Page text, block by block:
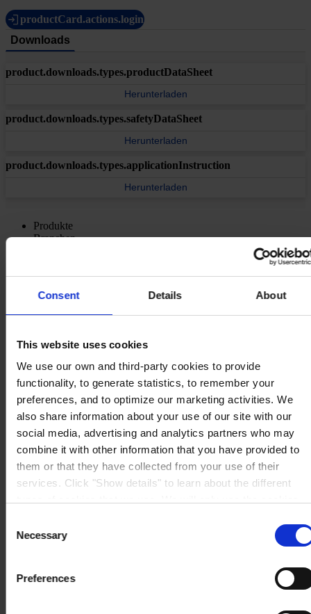
Consent Details About
This website uses cookies
We use our own and third-party cookies to provide
functionality, to generate statistics, to remember your
preferences, and to optimize our marketing activities. We
also share information about your use of our site with our
social media, advertising and analytics partners who may
combine it with other information that you have provided to
them or that they have collected from your use of their
services. Click "Show details" to learn about the different
cookies after having received your consent. You may
withdraw your consent at any time by using the link in our
. If you would like to know more how we
process your personal data, please visit our
Selection
Necessary
Preferences
productCard.actions.login
Downloads
product.downloads.types.productDataSheet
Herunterladen
product.downloads.types.safetyDataSheet
Herunterladen
product.downloads.types.applicationInstruction
Herunterladen
Produkte
Branchen
Über uns
HAUPTSITZ Hempel (Germany) GmbH
Lindenstraße 30
25421 Pinneberg
Auf Karte anzeigen
KONTAKTTel:+49 41 01 707 0
Mail: Protective.de@hempel.com Marine.de@hempel.com